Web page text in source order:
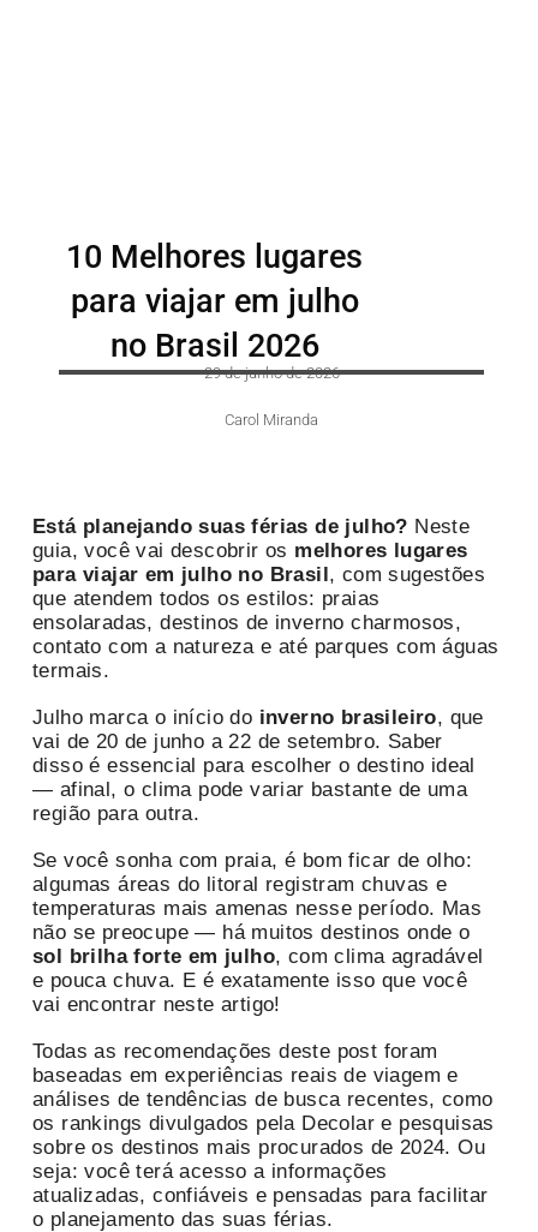
10 Melhores lugares
para viajar em julho
no Brasil 2026
29 de junho de 2026
Carol Miranda
Está planejando suas férias de julho? Neste
guia, você vai descobrir os melhores lugares
para viajar em julho no Brasil, com sugestões
que atendem todos os estilos: praias
ensolaradas, destinos de inverno charmosos,
contato com a natureza e até parques com águas
termais.
Julho marca o início do inverno brasileiro, que
vai de 20 de junho a 22 de setembro. Saber
disso é essencial para escolher o destino ideal
— afinal, o clima pode variar bastante de uma
região para outra.
Se você sonha com praia, é bom ficar de olho:
algumas áreas do litoral registram chuvas e
temperaturas mais amenas nesse período. Mas
não se preocupe — há muitos destinos onde o
sol brilha forte em julho, com clima agradável
e pouca chuva. E é exatamente isso que você
vai encontrar neste artigo!
Todas as recomendações deste post foram
baseadas em experiências reais de viagem e
análises de tendências de busca recentes, como
os rankings divulgados pela Decolar e pesquisas
sobre os destinos mais procurados de 2024. Ou
seja: você terá acesso a informações
atualizadas, confiáveis e pensadas para facilitar
o planejamento das suas férias.